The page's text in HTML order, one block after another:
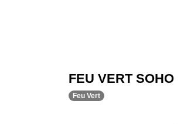
FEU VERT SOHO
Feu Vert